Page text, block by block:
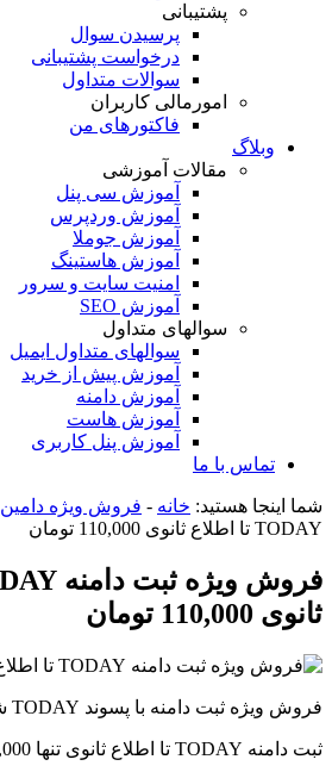
پشتیبانی
پرسیدن سوال
درخواست پشتیبانی
سوالات متداول
امورمالی کاربران
فاکتورهای من
وبلاگ
مقالات آموزشی
آموزش سی پنل
آموزش وردپرس
آموزش جوملا
آموزش هاستینگ
امنیت سایت و سرور
آموزش SEO
سوالهای متداول
سوالهای متداول ایمیل
آموزش پیش از خرید
آموزش دامنه
آموزش هاست
آموزش پنل کاربری
تماس با ما
شما اینجا هستید: خانه - فروش ویژه دامین
TODAY تا اطلاع ثانوی 110,000 تومان
ثانوی 110,000 تومان
فروش ویژه ثبت دامنه با پسوند TODAY شروع شد.
ثبت دامنه TODAY تا اطلاع ثانوی تنها 110,000 تومان در سال.